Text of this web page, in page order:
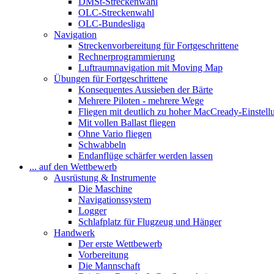
OLC-Streckenwahl
OLC-Bundesliga
Navigation
Streckenvorbereitung für Fortgeschrittene
Rechnerprogrammierung
Luftraumnavigation mit Moving Map
Übungen für Fortgeschrittene
Konsequentes Aussieben der Bärte
Mehrere Piloten - mehrere Wege
Fliegen mit deutlich zu hoher MacCready-
Mit vollen Ballast fliegen
Ohne Vario fliegen
Schwabbeln
Endanflüge schärfer werden lassen
... auf den Wettbewerb
Ausrüstung & Instrumente
Die Maschine
Navigationssystem
Logger
Schlafplatz für Flugzeug und Hänger
Handwerk
Der erste Wettbewerb
Vorbereitung
Die Mannschaft